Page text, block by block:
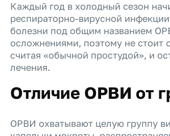
Каждый год в холодный сезон
респираторно-вирусной
болезни под общим названием
осложнениями, поэтому не стоит
считая «обычной простудой», и
лечения.
Отличие ОРВИ от
ОРВИ охватывают целую группу